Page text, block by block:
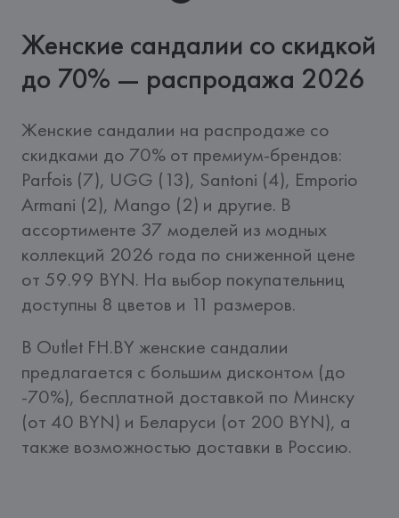
Женские сандалии со скидкой
до 70% — распродажа 2026
Женские сандалии на распродаже со
скидками до 70% от премиум-брендов:
Parfois (7), UGG (13), Santoni (4), Emporio
Armani (2), Mango (2) и другие. В
ассортименте 37 моделей из модных
коллекций 2026 года по сниженной цене
от 59.99 BYN. На выбор покупательниц
доступны 8 цветов и 11 размеров.
В Outlet FH.BY женские сандалии
предлагается с большим дисконтом (до
-70%), бесплатной доставкой по Минску
(от 40 BYN) и Беларуси (от 200 BYN), а
также возможностью доставки в Россию.